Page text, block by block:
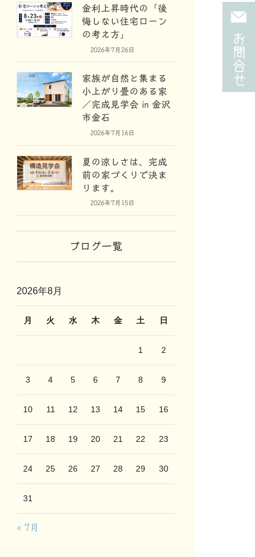
金利上昇時代の「後
悔しない住宅ローン
の考え方」
2026年7月26日
家族が自然と集まる
小上がり畳のある家
／完成見学会 in 金沢
市金石
2026年7月16日
夏の涼しさは、完成
前の家づくりで決ま
ります。
2026年7月15日
ブログ一覧
2026年8月
月 火 水 木 金 土 日
1 2
3 4 5 6 7 8 9
10 11 12 13 14 15 16
17 18 19 20 21 22 23
24 25 26 27 28 29 30
31
« 7月